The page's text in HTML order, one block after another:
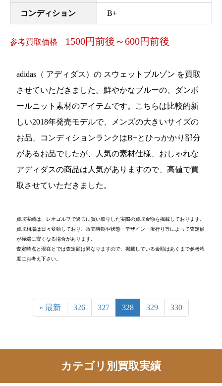
コンディション B+
参考買取価格 1500円前後～600円前後
adidas（ アディダス）の スウェットブルゾン を買取
させていただきました。鮮やかなブルーの、ダンボ
ールニット素材のアイテムです。こちらは比較的新
しい2018年発売モデルで、メンズの大きいサイズの
お品、コンディションランクはB+とひっかかり部分
があるお品でしたが、人気の素材仕様、おしゃれな
アディダスの商品は人気がありますので、高値で買
取させていただきました。
買取実績は、レオゴルフで過去に買い取りした実際の買取金額を掲載しております。
買取相場は日々変動しており、販売時期や状態・デザイン・流行り等によって査定額
が極端に安くなる場合があります。
査定時点と現在とでは査定額は異なりますので、掲載している金額はあくまで参考程
度にお考え下さい。
« 最新 326 327 328 329 330
カテゴリ別買取実績